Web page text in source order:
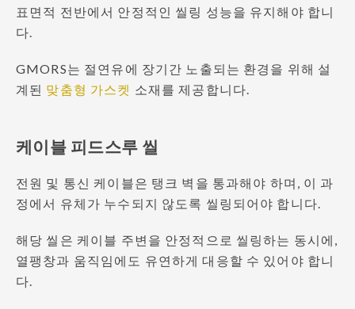
표면적 전반에서 안정적인 씰링 성능을 유지해야 합니
다.
GMORS는 절연유에 장기간 노출되는 환경을 위해 설
계된 맞춤형 가스켓 소재를 제공합니다.
케이블 피드스루 씰
전원 및 통신 케이블은 탱크 벽을 통과해야 하며, 이 과
정에서 유체가 누수되지 않도록 씰링되어야 합니다.
해당 씰은 케이블 주변을 안정적으로 씰링하는 동시에,
열팽창과 움직임에도 유연하게 대응할 수 있어야 합니
다.